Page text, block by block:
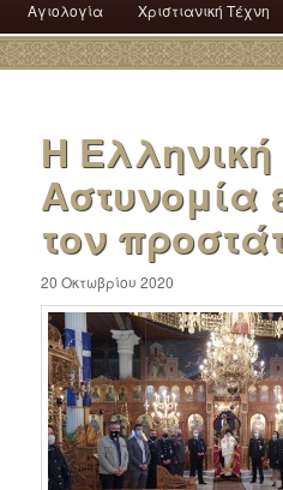
Αγιολογία Χριστιανική Τέχνη
Η Ελληνική
Αστυνομία
τον
20 Οκτωβρίου 2020